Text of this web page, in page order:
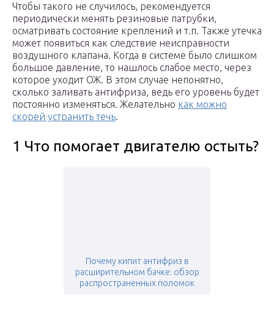
Чтобы такого не случилось, рекомендуется
периодически менять резиновые патрубки,
осматривать состояние креплений и т.п. Также утечка
может появиться как следствие неисправности
воздушного клапана. Когда в системе было слишком
большое давление, то нашлось слабое место, через
которое уходит ОЖ. В этом случае непонятно,
сколько заливать антифриза, ведь его уровень будет
постоянно изменяться. Желательно как можно
скорей устранить течь.
1 Что помогает двигателю остыть?
Почему кипит антифриз в
расширительном бачке: обзор
распространенных поломок